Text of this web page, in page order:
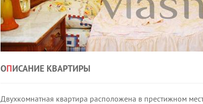
ОПИСАНИЕ КВАРТИРЫ
Двухкомнатная квартира расположена в престижном